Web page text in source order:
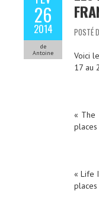
26
2014
de
Antoine
POSTÉ
Voici
17 au
« The
« Life